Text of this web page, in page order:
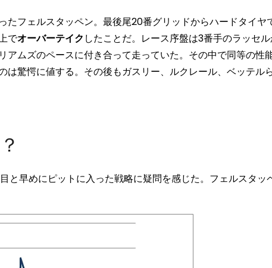
フェルスタッペン。最後尾20番グリッドからハードタイヤ
でオーバーテイク したことだ。レース序盤は3番手のラッセ
アムズのペースに付き合って走っていた。その中で同等の性
驚愕に値する。その後もガスリー、ルクレール、ベッテル
早めにピットに入った戦略に疑問を感じた。フェルスタッ